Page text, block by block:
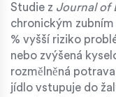
Studie z Journal of
chronickým
% vyšší riziko
nebo zvýšená
rozmělněná
jídlo vstupuje do